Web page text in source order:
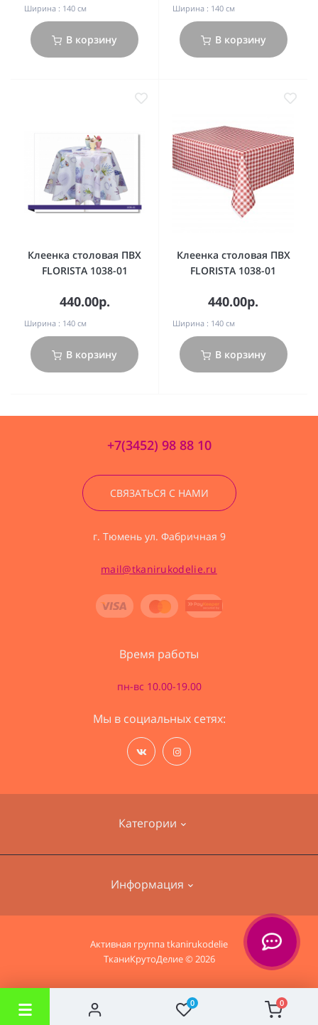
0 0
Ширина : 140 см
В корзину
Ширина : 140 см
В корзину
Клеенка столовая ПВХ
FLORISTA 1038-01
440.00р.
Ширина : 140 см
В корзину
Клеенка столовая ПВХ
FLORISTA 1038-01
440.00р.
Ширина : 140 см
В корзину
+7(3452) 98 88 10
СВЯЗАТЬСЯ С НАМИ
г. Тюмень ул. Фабричная 9
mail@tkanirukodelie.ru
Категории
Наборы для вышивания
Ткани для дома
Информация
Информация о доставке
Политика безопасности
Условия соглашения
Время работы
пн-вс 10.00-19.00
Мы в социальных сетях:
Активная группаtkanirukodelie
ТканиКрутоДелие © 2026